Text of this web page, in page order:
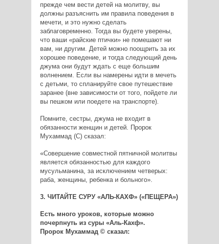
прежде чем вести детей на молитву, вы
должны разъяснить им правила поведения в
мечети, и это нужно сделать
заблаговременно. Тогда вы будете уверены,
что ваши «райские птички» не помешают ни
вам, ни другим. Детей можно поощрить за их
хорошее поведение, и тогда следующий день
джума они будут ждать с еще большим
волнением. Если вы намерены идти в мечеть
с детьми, то спланируйте свое путешествие
заранее (вне зависимости от того, пойдете ли
вы пешком или поедете на транспорте).
Помните, сестры, джума не входит в
обязанности женщин и детей. Пророк
Мухаммад (С) сказал:
«Совершение совместной пятничной молитвы
является обязанностью для каждого
мусульманина, за исключением четверых:
раба, женщины, ребенка и больного».
3. ЧИТАЙТЕ СУРУ «АЛЬ-КАХФ» («ПЕЩЕРА»)
Есть много уроков, которые можно
почерпнуть из суры «Аль-Кахф».
Пророк Мухаммад © сказал: